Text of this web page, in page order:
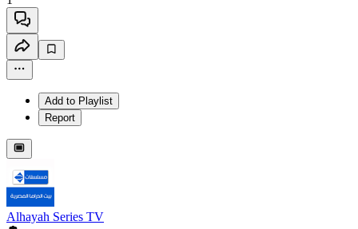
Add to Playlist
Report
Alhayah Series TV